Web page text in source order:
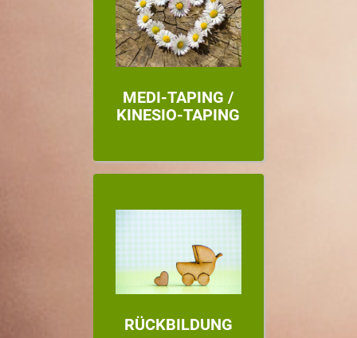
MEDI-TAPING /
KINESIO-TAPING
RÜCKBILDUNG